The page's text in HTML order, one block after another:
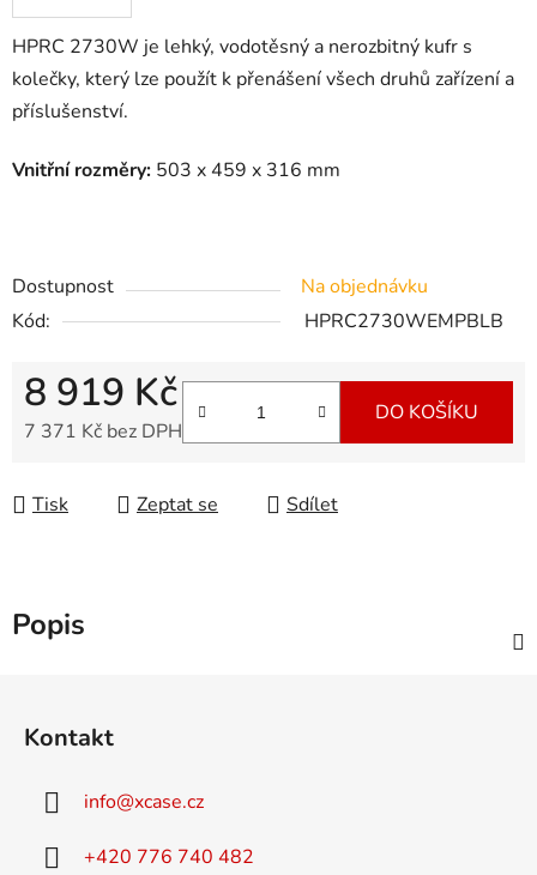
HPRC 2730W je lehký, vodotěsný a nerozbitný kufr s
kolečky, který lze použít k přenášení všech druhů zařízení a
příslušenství.
Vnitřní rozměry: 503 x 459 x 316 mm
Dostupnost
Na objednávku
Kód:
HPRC2730WEMPBLB
8 919 Kč
7 371 Kč bez DPH
DO KOŠÍKU
Tisk Zeptat se Sdílet
Popis
Kontakt
info@xcase.cz
+420 776 740 482